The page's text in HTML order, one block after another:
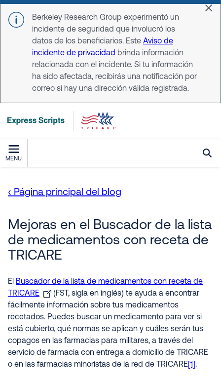
Skip to main content
Berkeley Research Group experimentó un
incidente de seguridad que involucró los
datos de los beneficiarios. Este Aviso de
incidente de privacidad brinda información
relacionada con el incidente. Si tu información
ha sido afectada, recibirás una notificación por
correo si hay una dirección válida registrada.
MENU
‹ Página principal del blog
Mejoras en el Buscador de la lista
de medicamentos con receta de
TRICARE
El Buscador de la lista de medicamentos con receta de
TRICARE
(FST, sigla en inglés) te ayuda a encontrar
fácilmente información sobre tus medicamentos
recetados. Puedes buscar un medicamento para ver si
está cubierto, qué normas se aplican y cuáles serán tus
copagos en las farmacias para militares, a través del
servicio de farmacia con entrega a domicilio de TRICARE
o en las farmacias minoristas de la red de TRICARE [1] .